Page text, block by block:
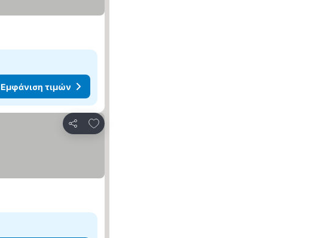
Εμφάνιση τιμών
Κοινοποίηση
Προσθήκη στα αγαπημένα